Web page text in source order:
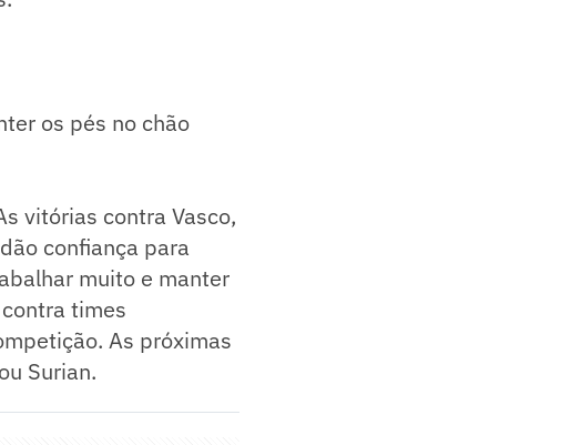
os pés no chão
vitórias contra Vasco,
confiança para
muito e manter
times
As próximas
Surian.